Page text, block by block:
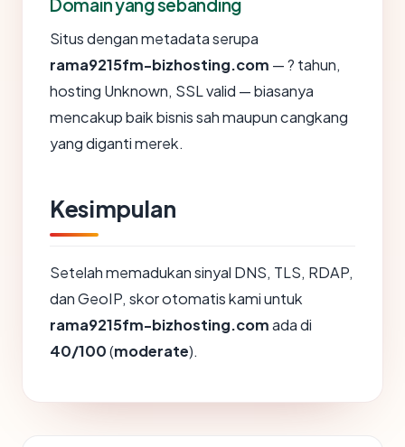
Domain yang sebanding
Situs dengan metadata serupa
rama9215fm-bizhosting.com — ? tahun,
hosting Unknown, SSL valid — biasanya
mencakup baik bisnis sah maupun cangkang
yang diganti merek.
Kesimpulan
Setelah memadukan sinyal DNS, TLS, RDAP,
dan GeoIP, skor otomatis kami untuk
rama9215fm-bizhosting.comada di
40/100(moderate).